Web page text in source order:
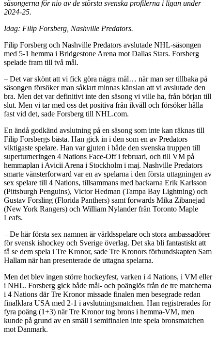
säsongerna för nio av de största svenska profilerna i ligan under
2024-25.
Idag: Filip Forsberg, Nashville Predators.
Filip Forsberg och Nashville Predators avslutade NHL-säsongen
med 5-1 hemma i Bridgestone Arena mot Dallas Stars. Forsberg
spelade fram till två mål.
– Det var skönt att vi fick göra några mål… när man ser tillbaka på
säsongen försöker man såklart minnas känslan att vi avslutade den
bra. Men det var definitivt inte den säsong vi ville ha, från början till
slut. Men vi tar med oss det positiva från ikväll och försöker hålla
fast vid det, sade Forsberg till NHL.com.
En ändå godkänd avslutning på en säsong som inte kan räknas till
Filip Forsbergs bästa. Han gick in i den som en av Predators
viktigaste spelare. Han var gjuten i både den svenska truppen till
superturneringen 4 Nations Face-Off i februari, och till VM på
hemmaplan i Avicii Arena i Stockholm i maj. Nashville Predators
smarte vänsterforward var en av spelarna i den första uttagningen av
sex spelare till 4 Nations, tillsammans med backarna Erik Karlsson
(Pittsburgh Penguins), Victor Hedman (Tampa Bay Lightning) och
Gustav Forsling (Florida Panthers) samt forwards Mika Zibanejad
(New York Rangers) och William Nylander från Toronto Maple
Leafs.
– De här första sex namnen är världsspelare och stora ambassadörer
för svensk ishockey och Sverige överlag. Det ska bli fantastiskt att
få se dem spela i Tre Kronor, sade Tre Kronors förbundskapten Sam
Hallam när han presenterade de uttagna spelarna.
Men det blev ingen större hockeyfest, varken i 4 Nations, i VM eller
i NHL. Forsberg gick både mål- och poänglös från de tre matcherna
i 4 Nations där Tre Kronor missade finalen men besegrade redan
finalklara USA med 2-1 i avslutningsmatchen. Han registrerades för
fyra poäng (1+3) när Tre Kronor tog brons i hemma-VM, men
kunde på grund av en smäll i semifinalen inte spela bronsmatchen
mot Danmark.